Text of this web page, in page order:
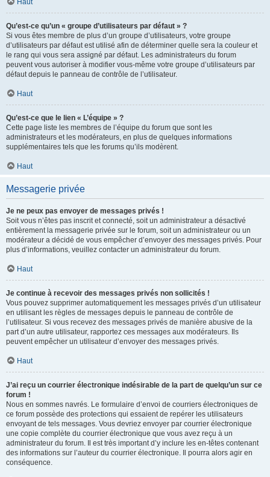
Haut
Qu’est-ce qu’un « groupe d’utilisateurs par défaut » ?
Si vous êtes membre de plus d’un groupe d’utilisateurs, votre groupe
d’utilisateurs par défaut est utilisé afin de déterminer quelle sera la couleur et
le rang qui vous sera assigné par défaut. Les administrateurs du forum
peuvent vous autoriser à modifier vous-même votre groupe d’utilisateurs par
défaut depuis le panneau de contrôle de l’utilisateur.
Haut
Qu’est-ce que le lien « L’équipe » ?
Cette page liste les membres de l’équipe du forum que sont les
administrateurs et les modérateurs, en plus de quelques informations
supplémentaires tels que les forums qu’ils modèrent.
Haut
Messagerie privée
Je ne peux pas envoyer de messages privés !
Soit vous n’êtes pas inscrit et connecté, soit un administrateur a désactivé
entièrement la messagerie privée sur le forum, soit un administrateur ou un
modérateur a décidé de vous empêcher d’envoyer des messages privés. Pour
plus d’informations, veuillez contacter un administrateur du forum.
Haut
Je continue à recevoir des messages privés non sollicités !
Vous pouvez supprimer automatiquement les messages privés d’un utilisateur
en utilisant les règles de messages depuis le panneau de contrôle de
l’utilisateur. Si vous recevez des messages privés de manière abusive de la
part d’un autre utilisateur, rapportez ces messages aux modérateurs. Ils
peuvent empêcher un utilisateur d’envoyer des messages privés.
Haut
J’ai reçu un courrier électronique indésirable de la part de quelqu’un sur ce
forum !
Nous en sommes navrés. Le formulaire d’envoi de courriers électroniques de
ce forum possède des protections qui essaient de repérer les utilisateurs
envoyant de tels messages. Vous devriez envoyer par courrier électronique
une copie complète du courrier électronique que vous avez reçu à un
administrateur du forum. Il est très important d’y inclure les en-têtes contenant
des informations sur l’auteur du courrier électronique. Il pourra alors agir en
conséquence.